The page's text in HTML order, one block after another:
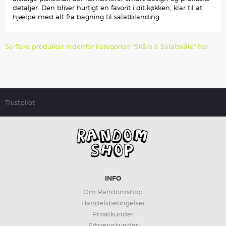
detaljer. Den bliver hurtigt en favorit i dit køkken, klar til at
hjælpe med alt fra bagning til salatblanding.
Se flere produkter indenfor kategorien "Skåle & Salatskåle" her
Trustpilot
INFO
Om Randomshop
Handelsbetingelser
Privatkunder